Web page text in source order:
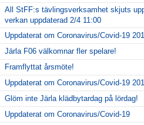
All StFF:s tävlingsverksamhet skjuts
verkan uppdaterad 2/4 11:00
Uppdaterat om Coronavirus/Covid-19
Järla F06 välkomnar fler spelare!
Framflyttat årsmöte!
Uppdaterat om Coronavirus/Covid-19
Glöm inte Järla klädbytardag på lördag!
Uppdaterat om Coronavirus/Covid-19